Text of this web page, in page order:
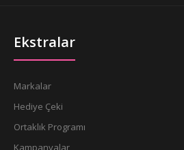
Ekstralar
Markalar
Hediye Çeki
Ortaklık Programı
Kampanyalar